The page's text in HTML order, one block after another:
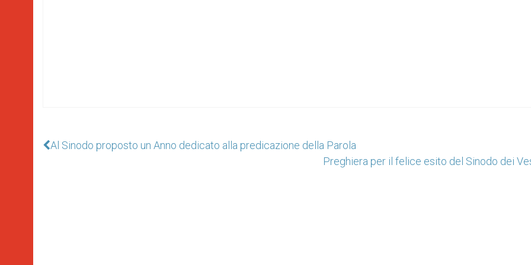
Al Sinodo proposto un Anno dedicato alla predicazione della Parola
Preghiera per il felice esito del Sinodo dei